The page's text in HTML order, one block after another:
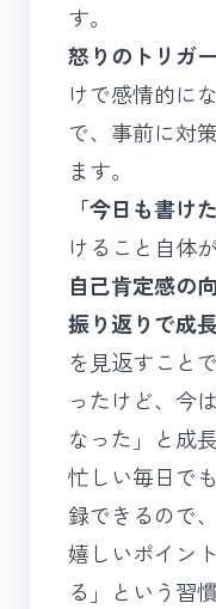
す。
怒りのトリガ
けで感情的に
で、事前に対
ます。
「今日も書け
けること自体
自己肯定感の
振り返りで成
を見返すこと
ったけど、今
なった」と成
忙しい毎日でも
録できるので
嬉しいポイン
る」という習